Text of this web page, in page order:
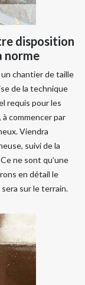
disposition
norme
chantier de taille
de la technique
requis pour les
commencer par
Viendra
suivi de la
ne sont qu’une
en détail le
sur le terrain.